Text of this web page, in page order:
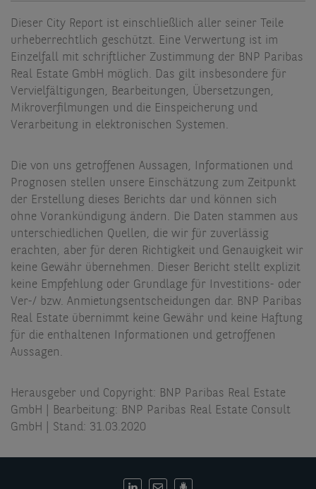
Dieser City Report ist einschließlich aller seiner Teile
urheberrechtlich geschützt. Eine Verwertung ist im
Einzelfall mit schriftlicher Zustimmung der BNP Paribas
Real Estate GmbH möglich. Das gilt insbesondere für
Vervielfältigungen, Bearbeitungen, Übersetzungen,
Mikroverfilmungen und die Einspeicherung und
Verarbeitung in elektronischen Systemen.
Die von uns getroffenen Aussagen, Informationen und
Prognosen stellen unsere Einschätzung zum Zeitpunkt
der Erstellung dieses Berichts dar und können sich
ohne Vorankündigung ändern. Die Daten stammen aus
unterschiedlichen Quellen, die wir für zuverlässig
erachten, aber für deren Richtigkeit und Genauigkeit wir
keine Gewähr übernehmen. Dieser Bericht stellt explizit
keine Empfehlung oder Grundlage für Investitions- oder
Ver-/ bzw. Anmietungsentscheidungen dar. BNP Paribas
Real Estate übernimmt keine Gewähr und keine Haftung
für die enthaltenen Informationen und getroffenen
Aussagen.
Herausgeber und Copyright: BNP Paribas Real Estate
GmbH | Bearbeitung: BNP Paribas Real Estate Consult
GmbH | Stand: 31.03.2020